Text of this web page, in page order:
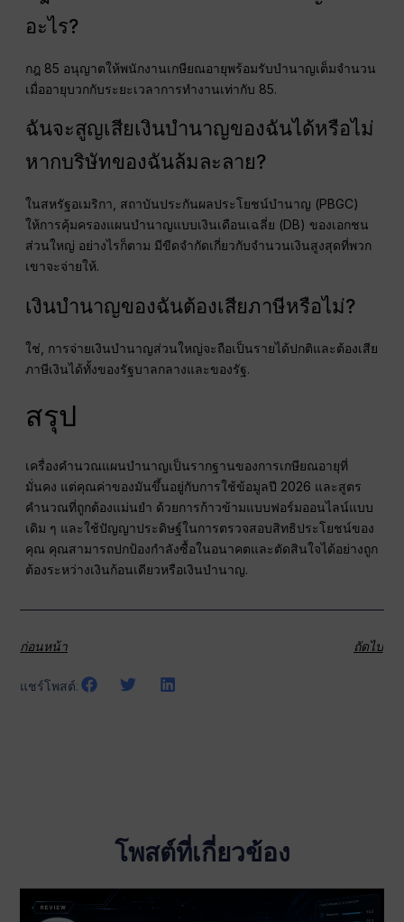
อะไร?
กฎ 85 อนุญาตให้พนักงานเกษียณอายุพร้อมรับบำนาญเต็มจำนวน
เมื่ออายุบวกกับระยะเวลาการทำงานเท่ากับ 85.
ฉันจะสูญเสียเงินบำนาญของฉันได้หรือไม่
หากบริษัทของฉันล้มละลาย?
ในสหรัฐอเมริกา, สถาบันประกันผลประโยชน์บำนาญ (PBGC)
ให้การคุ้มครองแผนบำนาญแบบเงินเดือนเฉลี่ย (DB) ของเอกชน
ส่วนใหญ่ อย่างไรก็ตาม มีขีดจำกัดเกี่ยวกับจำนวนเงินสูงสุดที่พวก
เขาจะจ่ายให้.
เงินบำนาญของฉันต้องเสียภาษีหรือไม่?
ใช่, การจ่ายเงินบำนาญส่วนใหญ่จะถือเป็นรายได้ปกติและต้องเสีย
ภาษีเงินได้ทั้งของรัฐบาลกลางและของรัฐ.
สรุป
เครื่องคำนวณแผนบำนาญเป็นรากฐานของการเกษียณอายุที่
มั่นคง แต่คุณค่าของมันขึ้นอยู่กับการใช้ข้อมูลปี 2026 และสูตร
คำนวณที่ถูกต้องแม่นยำ ด้วยการก้าวข้ามแบบฟอร์มออนไลน์แบบ
เดิม ๆ และใช้ปัญญาประดิษฐ์ในการตรวจสอบสิทธิประโยชน์ของ
คุณ คุณสามารถปกป้องกำลังซื้อในอนาคตและตัดสินใจได้อย่างถูก
ต้องระหว่างเงินก้อนเดียวหรือเงินบำนาญ.
ก่อนหน้า ถัดไป
แชร์โพสต์:
โพสต์ที่เกี่ยวข้อง